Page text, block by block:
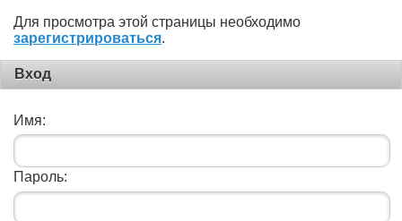
Для просмотра этой страницы необходимо
зарегистрироваться.
Вход
Имя:
Пароль: